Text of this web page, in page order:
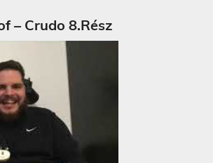
– Crudo 8.Rész